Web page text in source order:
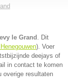
le Grand . Dit
). Voer
deejays of
in contact te komen
overige resultaten